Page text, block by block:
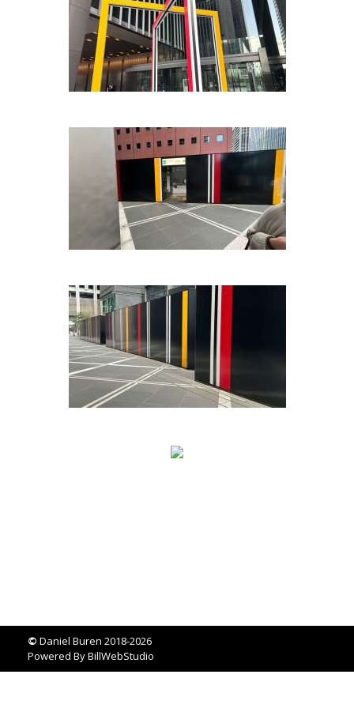
© Daniel Buren 2018-2026
Powered ByBillWebStudio